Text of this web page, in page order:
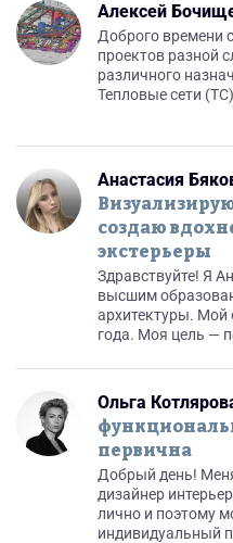
Алексей
Доброго времени
проектов разной
различного
Тепловые сети
Анастасия
создаю
экстерьеры
Здравствуйте! Я
высшим
архитектуры. Мой
года. Моя цель —
Ольга
первична
Добрый день!
дизайнер
лично и поэтому
индивидуальный